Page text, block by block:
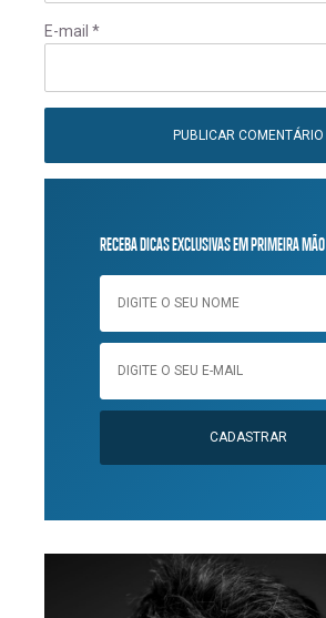
E-mail *
RECEBA DICAS EXCLUSIVAS EM PRIMEIRA MÃO
CADASTRAR